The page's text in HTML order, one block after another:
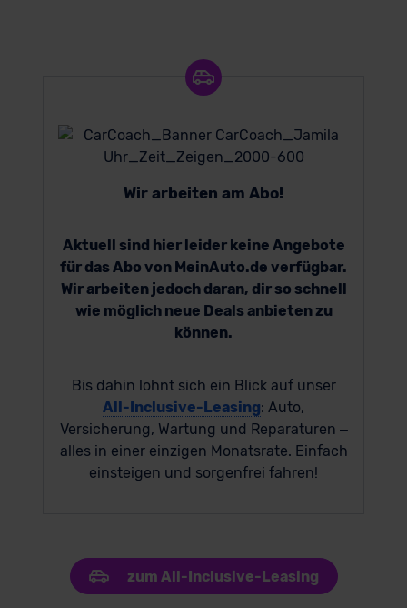
Wir arbeiten am Abo!
Aktuell sind hier leider keine Angebote
für das Abo von MeinAuto.de verfügbar.
Wir arbeiten jedoch daran, dir so schnell
wie möglich neue Deals anbieten zu
können.
Bis dahin lohnt sich ein Blick auf unser
All-Inclusive-Leasing: Auto,
Versicherung, Wartung und Reparaturen –
alles in einer einzigen Monatsrate. Einfach
einsteigen und sorgenfrei fahren!
zum All-Inclusive-Leasing